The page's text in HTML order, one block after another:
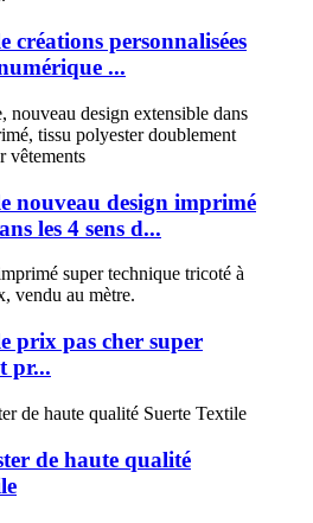
créations personnalisées
...
nouveau design imprimé
les 4 sens d...
prix pas cher super
pr...
de haute qualité